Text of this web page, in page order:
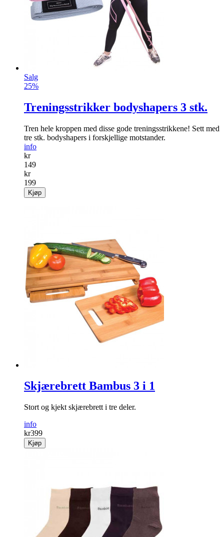
Salg
25%
Treningsstrikker bodyshapers 3 stk.
Tren hele kroppen med disse gode treningsstrikk­ene! Sett med
tre stk. bodyshapers i forskjellige motstander.
info
kr
149
kr
199
Kjøp
Skjærebrett Bambus 3 i 1
Stort og kjekt skjærebrett i tre deler.
info
kr399
Kjøp